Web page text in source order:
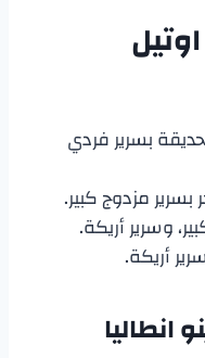
اوتيل
بسرير فردي
مزدوج كبير.
وسرير أريكة.
أريكة.
انطاليا